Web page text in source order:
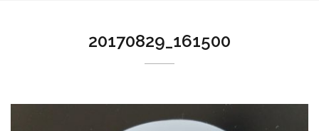
20170829_161500